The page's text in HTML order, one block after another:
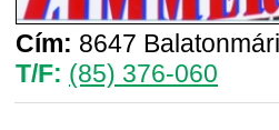
Cím: 8647
T/F: (85) 376-060